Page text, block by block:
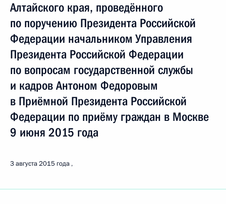
Алтайского края, проведённого
по поручению Президента Российской
Федерации начальником Управления
Президента Российской Федерации
по вопросам государственной службы
и кадров Антоном Федоровым
в Приёмной Президента Российской
Федерации по приёму граждан в Москве
9 июня 2015 года
3 августа 2015 года